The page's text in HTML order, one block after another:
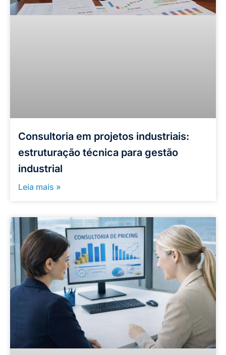
Consultoria em projetos industriais:
estruturação técnica para gestão
industrial
Leia mais »